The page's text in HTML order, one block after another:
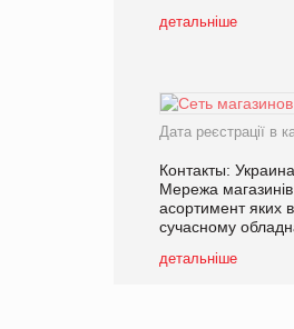
детальніше
Дата реєстрації в
Контакты:
Мережа
асортимент яких
сучасному
детальніше